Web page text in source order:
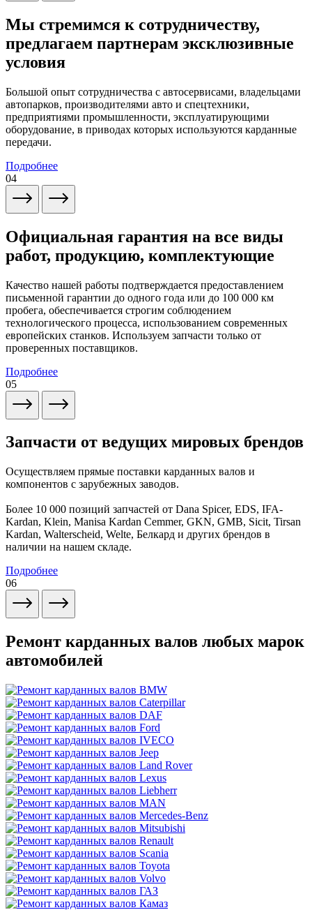
Мы стремимся к сотрудничеству,
предлагаем партнерам эксклюзивные
условия
Большой опыт сотрудничества с автосервисами, владельцами
автопарков, производителями авто и спецтехники,
предприятиями промышленности, эксплуатирующими
оборудование, в приводах которых используются карданные
передачи.
Подробнее
04
Официальная гарантия на все виды
работ, продукцию, комплектующие
Качество нашей работы подтверждается предоставлением
письменной гарантии до одного года или до 100 000 км
пробега, обеспечивается строгим соблюдением
технологического процесса, использованием современных
европейских станков. Используем запчасти только от
проверенных поставщиков.
Подробнее
05
Запчасти от ведущих мировых брендов
Осуществляем прямые поставки карданных валов и
компонентов с зарубежных заводов.
Более 10 000 позиций запчастей от Dana Spicer, EDS, IFA-
Kardan, Klein, Manisa Kardan Cemmer, GKN, GMB, Sicit, Tirsan
Kardan, Walterscheid, Welte, Белкард и других брендов в
наличии на нашем складе.
Подробнее
06
Ремонт карданных валов любых марок
автомобилей